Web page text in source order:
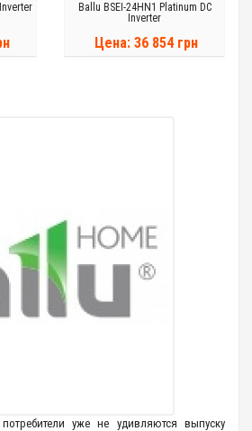
Ballu BSEI-24HN1 Platinum DC
Inverter
Цена: 36 854 грн
уже не удивляются выпуску